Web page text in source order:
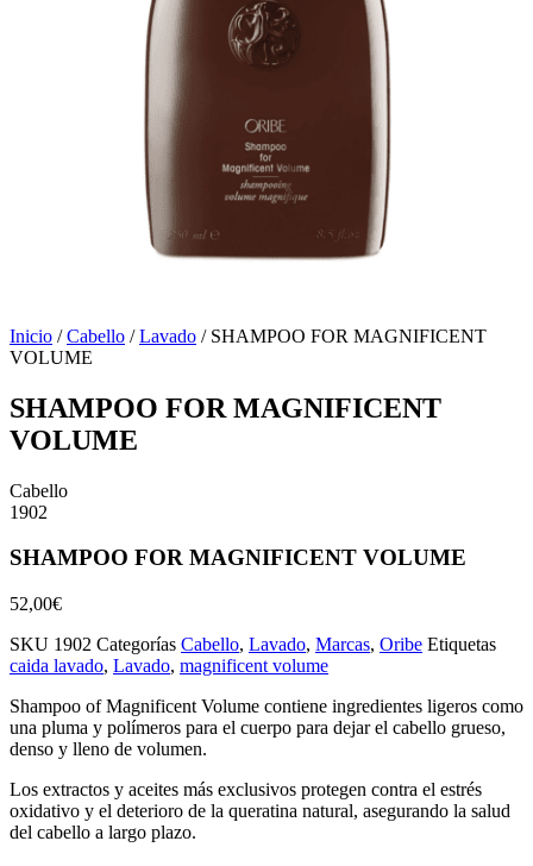
Inicio /Cabello /Lavado / SHAMPOO FOR MAGNIFICENT
VOLUME
SHAMPOO FOR MAGNIFICENT
VOLUME
Cabello
1902
SHAMPOO FOR MAGNIFICENT VOLUME
52,00€
SKU 1902 Categorías Cabello, Lavado, Marcas, Oribe Etiquetas
caida lavado, Lavado, magnificent volume
Shampoo of Magnificent Volume contiene ingredientes ligeros como
una pluma y polímeros para el cuerpo para dejar el cabello grueso,
denso y lleno de volumen.
Los extractos y aceites más exclusivos protegen contra el estrés
oxidativo y el deterioro de la queratina natural, asegurando la salud
del cabello a largo plazo.